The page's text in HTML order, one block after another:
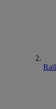
Rail